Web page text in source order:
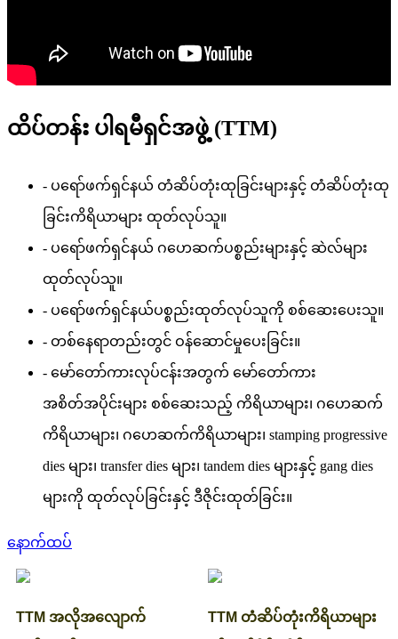
ထိပ်တန်း ပါရမီရှင်အဖွဲ့ (TTM)
- ပရော်ဖက်ရှင်နယ် တံဆိပ်တုံးထုခြင်းများနှင့် တံဆိပ်တုံးထု
ခြင်းကိရိယာများ ထုတ်လုပ်သူ။
- ပရော်ဖက်ရှင်နယ် ဂဟေဆက်ပစ္စည်းများနှင့် ဆဲလ်များ
ထုတ်လုပ်သူ။
- ပရော်ဖက်ရှင်နယ်ပစ္စည်းထုတ်လုပ်သူကို စစ်ဆေးပေးသူ။
- တစ်နေရာတည်းတွင် ဝန်ဆောင်မှုပေးခြင်း။
- မော်တော်ကားလုပ်ငန်းအတွက် မော်တော်ကား
အစိတ်အပိုင်းများ စစ်ဆေးသည့် ကိရိယာများ၊ ဂဟေဆက်
ကိရိယာများ၊ ဂဟေဆက်ကိရိယာများ၊ stamping progressive
dies များ၊ transfer dies များ၊ tandem dies များနှင့် gang dies
များကို ထုတ်လုပ်ခြင်းနှင့် ဒီဇိုင်းထုတ်ခြင်း။
နောက်ထပ်
TTM အလိုအလျောက် TTM တံဆိပ်တုံးကိရိယာများ